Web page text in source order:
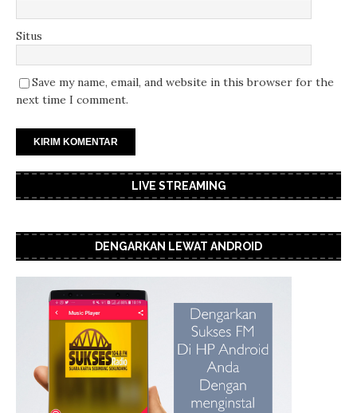
Situs
Save my name, email, and website in this browser for the
next time I comment.
LIVE STREAMING
DENGARKAN LEWAT ANDROID